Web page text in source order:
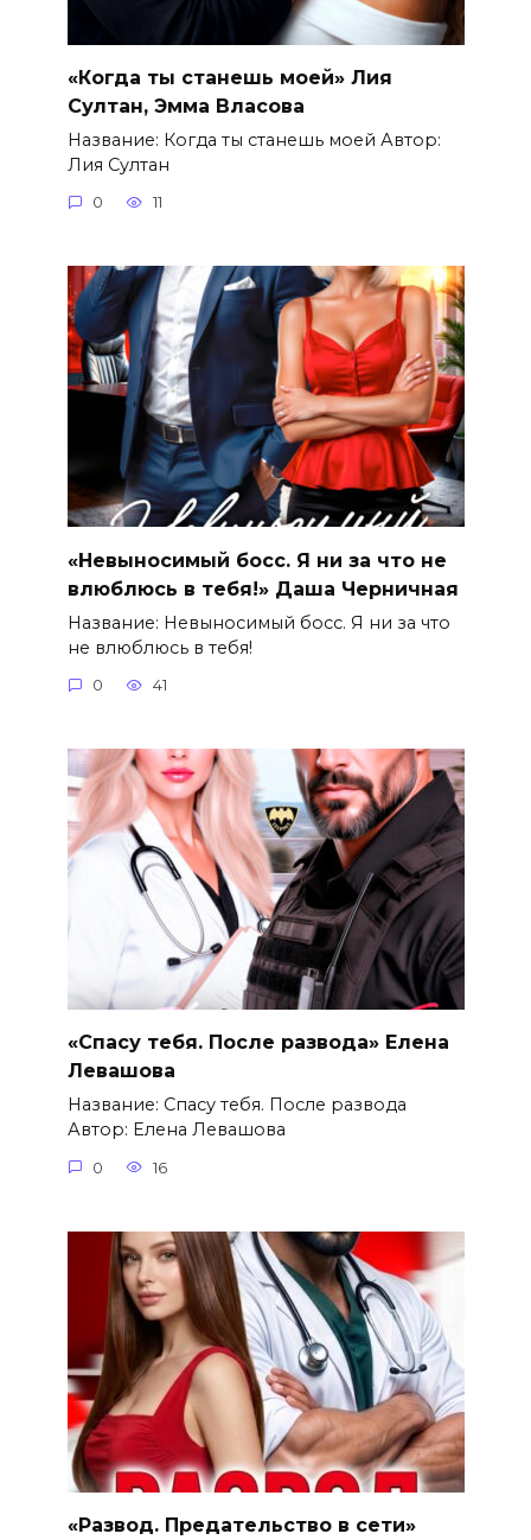
«Когда ты станешь моей» Лия
Султан, Эмма Власова
Название: Когда ты станешь моей Автор:
Лия Султан
0 11
«Невыносимый босс. Я ни за что не
влюблюсь в тебя!» Даша Черничная
Название: Невыносимый босс. Я ни за что
не влюблюсь в тебя!
0 41
«Спасу тебя. После развода» Елена
Левашова
Название: Спасу тебя. После развода
Автор: Елена Левашова
0 16
«Развод. Предательство в сети»